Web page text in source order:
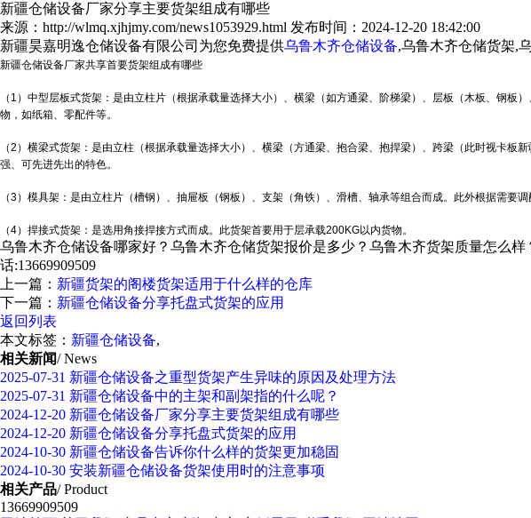
新疆仓储设备厂家分享主要货架组成有哪些
来源：http://wlmq.xjhjmy.com/news1053929.html 发布时间：2024-12-20 18:42:00
新疆昊嘉明逸仓储设备有限公司为您免费提供乌鲁木齐仓储设备,乌鲁木齐仓储货架,
新疆仓储设备厂家共享首要货架组成有哪些
（1）中型层板式货架：是由立柱片（根据承载量选择大小）、横梁（如方通梁、阶梯梁）、层板（木板、钢
物，如纸箱、零配件等。
（2）横梁式货架：是由立柱（根据承载量选择大小）、横梁（方通梁、抱合梁、抱捍梁）、跨梁（此时视卡板新
强、可先进先出的特色。
（3）模具架：是由立柱片（槽钢）、抽屉板（钢板）、支架（角铁）、滑槽、轴承等组合而成。此外根据需要
（4）捍接式货架：是选用角接捍接方式而成。此货架首要用于层承载200KG以内货物。
乌鲁木齐仓储设备哪家好？乌鲁木齐仓储货架报价是多少？乌鲁木齐货架质量怎么
话:13669909509
上一篇： 新疆货架的阁楼货架适用于什么样的仓库
下一篇： 新疆仓储设备分享托盘式货架的应用
返回列表
本文标签： 新疆仓储设备,
相关新闻/ News
2025-07-31 新疆仓储设备之重型货架产生异味的原因及处理方法
2025-07-31 新疆仓储设备中的主架和副架指的什么呢？
2024-12-20 新疆仓储设备厂家分享主要货架组成有哪些
2024-12-20 新疆仓储设备分享托盘式货架的应用
2024-10-30 新疆仓储设备告诉你什么样的货架更加稳固
2024-10-30 安装新疆仓储设备货架使用时的注意事项
相关产品/ Product
13669909509